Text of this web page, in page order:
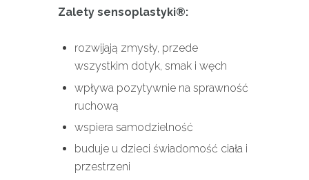
Zalety sensoplastyki®:
rozwijają zmysły, przede
wszystkim dotyk, smak i węch
wpływa pozytywnie na sprawność
ruchową
wspiera samodzielność
buduje u dzieci świadomość ciała i
przestrzeni